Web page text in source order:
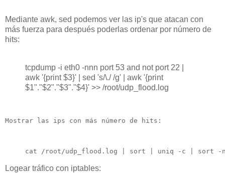
Mediante awk, sed podemos ver las ip's que atacan con
más fuerza para después poderlas ordenar por número de
hits:
tcpdump -i eth0 -nnn port 53 and not port 22 |
awk '{print $3}' | sed 's/\./ /g' | awk '{print
$1"."$2"."$3"."$4}' >> /root/udp_flood.log
Mostrar las ips con más número de hits:
cat /root/udp_flood.log | sort | uniq -c | sort -
Logear tráfico con iptables: